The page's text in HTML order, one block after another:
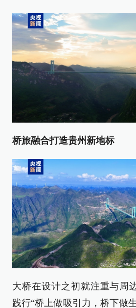
桥旅融合打造贵州新地标
大桥在设计之初就注重与周
践行“桥上做吸引力，桥下做